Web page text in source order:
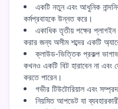
একটি নতুন এবং আধুনিক
কর্মপ্রবাহকে উন্নত করে।
একাধিক তৃতীয় পক্ষের
করার জন্য অসীম শব্দের একটি
ক্লাউড-ভিত্তিক প্রকল্প
কখনও একটি বিট হারাবেন না
করতে পারেন।
গভীর টিউটোরিয়াল এবং
নিয়মিত আপডেট যা